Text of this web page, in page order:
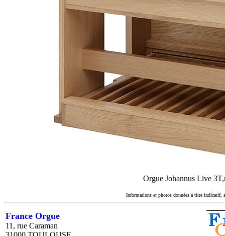
Orgue Johannus Live
Informations et photos données à titre indicatif,
France Orgue
11, rue Caraman